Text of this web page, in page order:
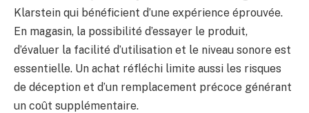
Klarstein qui bénéficient d’une expérience éprouvée.
En magasin, la possibilité d’essayer le produit,
d’évaluer la facilité d’utilisation et le niveau sonore est
essentielle. Un achat réfléchi limite aussi les risques
de déception et d’un remplacement précoce générant
un coût supplémentaire.